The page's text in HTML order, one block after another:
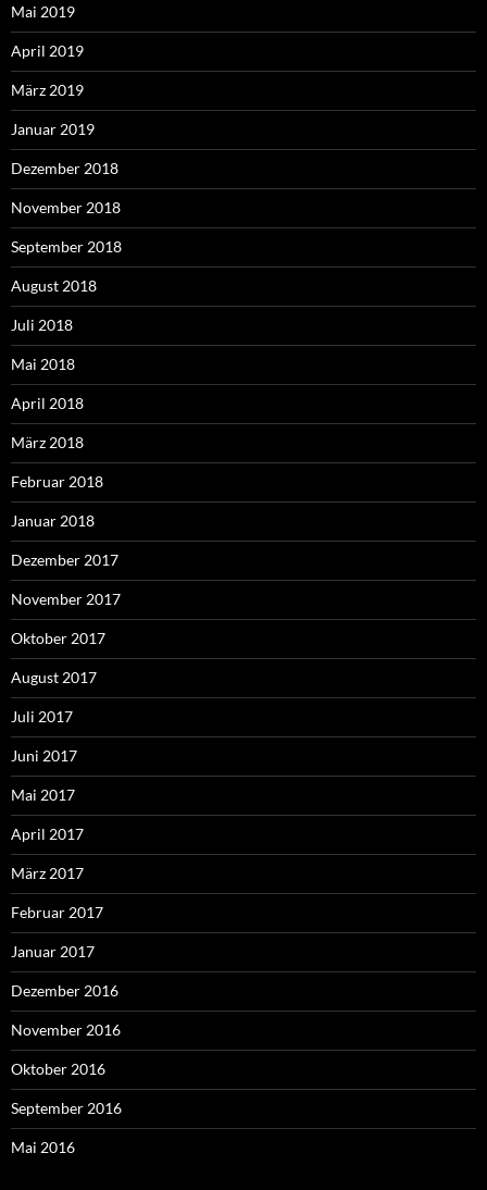
Mai 2019
April 2019
März 2019
Januar 2019
Dezember 2018
November 2018
September 2018
August 2018
Juli 2018
Mai 2018
April 2018
März 2018
Februar 2018
Januar 2018
Dezember 2017
November 2017
Oktober 2017
August 2017
Juli 2017
Juni 2017
Mai 2017
April 2017
März 2017
Februar 2017
Januar 2017
Dezember 2016
November 2016
Oktober 2016
September 2016
Mai 2016